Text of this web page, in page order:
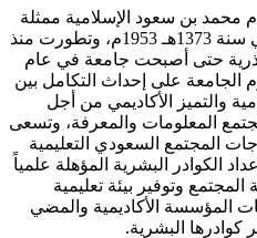
محمد بن سعود الإسلامية ممثلة
في كلية الشريعة في سنة 1373هـ 1953م، وتطورت منذ
حتى أصبحت جامعة في عام
، وتقوم الجامعة على إحداث التكامل بين
والتميز الأكاديمي من أجل
المعلومات والمعرفة، وتسعى
المجتمع السعودي التعليمية
الكوادر البشرية المؤهلة علمياً
المجتمع وتوفير بيئة تعليمية
المؤسسة الأكاديمية والمضي
كوادرها البشرية.